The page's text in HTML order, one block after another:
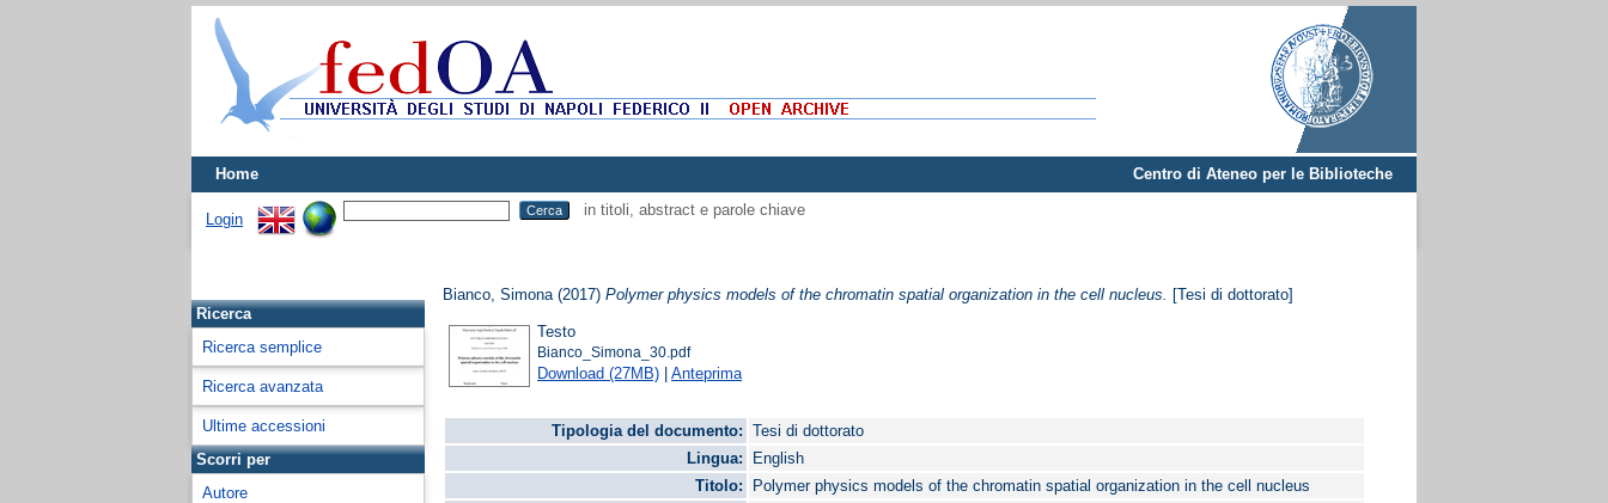
Home Centro di Ateneo per le Biblioteche
Login
in titoli, abstract e parole chiave
Ricerca
Ricerca semplice
Ricerca avanzata
Ultime accessioni
Scorri per
Autore
Bianco, Simona (2017)Polymer physics models of the chromatin spatial organization in the cell nucleus. [Tesi di dottorato]
Testo
Bianco_Simona_30.pdf
Download (27MB) |Anteprima
Tipologia del documento:
Tesi di dottorato
Lingua:
English
Titolo:
Polymer physics models of the chromatin spatial organization in the cell nucleus